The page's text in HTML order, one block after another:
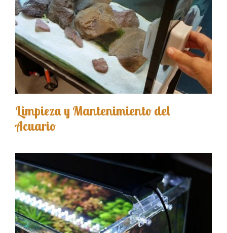
Limpieza y Mantenimiento del
Acuario